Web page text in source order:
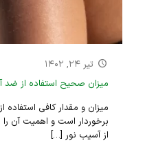
تیر ۲۴, ۱۴۰۲
میزان صحیح استفاده از ضد
‌میزان و مقدار کافی استفاده
برخوردار است و اهمیت آن
از آسیب نور […]